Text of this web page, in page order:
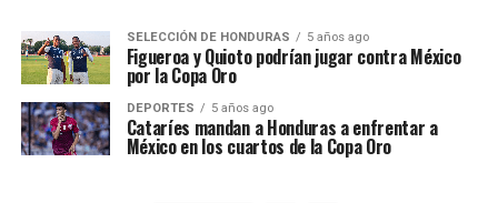
SELECCIÓN DE HONDURAS 5 años ago
Figueroa y Quioto podrían jugar contra México
por la Copa Oro
DEPORTES 5 años ago
Cataríes mandan a Honduras a enfrentar a
México en los cuartos de la Copa Oro